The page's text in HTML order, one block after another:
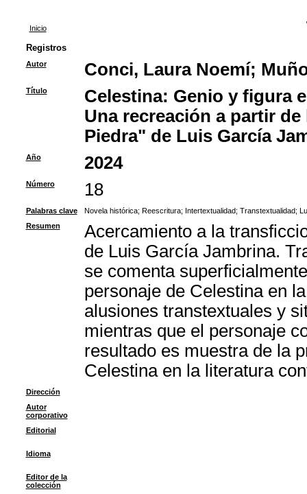
Inicio
Registros
Autor Conci, Laura Noemí;
Título
Celestina: Genio y figura
Una recreación a partir
Piedra" de Luis García
Año 2024
Número 18
Palabras clave Novela histórica; Reescritura; Intertextualidad; Transtextualidad;
Resumen
Acercamiento a la
de Luis García Jambrina.
se comenta
personaje de Celestina en
alusiones transtextuales y
mientras que el personaje
resultado es muestra de la
Celestina en la literatura
Dirección
Autor
corporativo
Editorial
Idioma
Editor de la
colección